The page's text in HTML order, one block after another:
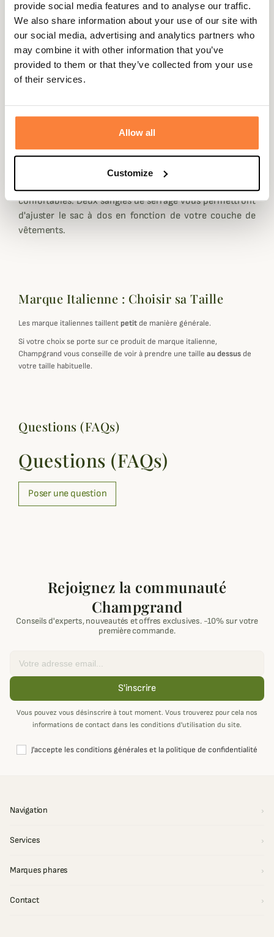
provide social media features and to analyse our traffic.
We also share information about your use of our site with
our social media, advertising and analytics partners who
may combine it with other information that you’ve
provided to them or that they’ve collected from your use
of their services.
Allow all
Customize
poche à Zip ainsi que 2 poches plus petites mais
rembourrées sur les côtés pour une longue-vue par
exemple ou un sac de couchage.
Il dispose d'un emplacement sur le devant entre les
poches pour y insérer votre carabine sans être gêné dans
votre progression tout en gardant le sac sous une légère
respirabilité optimal et un confort
d'utilisation importantelors de longues chasses en
confortables. Deux sangles de serrage vous permettront
d'ajuster le sac à dos en fonction de votre couche de
vêtements.
Marque Italienne : Choisir sa Taille
Les marque italiennes taillentpetitde manière générale.
Si votre choix se porte sur ce produit de marque italienne,
Champgrand vous conseille de voir à prendre une taille au dessusde
votre taille habituelle.
Questions (FAQs)
Questions (FAQs)
Poser une question
Rejoignez la communauté
Champgrand
Conseils d'experts, nouveautés et offres exclusives. -10% sur votre
première commande.
S'inscrire
Vous pouvez vous désinscrire à tout moment. Vous trouverez pour cela nos
informations de contact dans les conditions d'utilisation du site.
J'accepte les conditions générales et la politique de confidentialité
Navigation
Services
Marques phares
Contact